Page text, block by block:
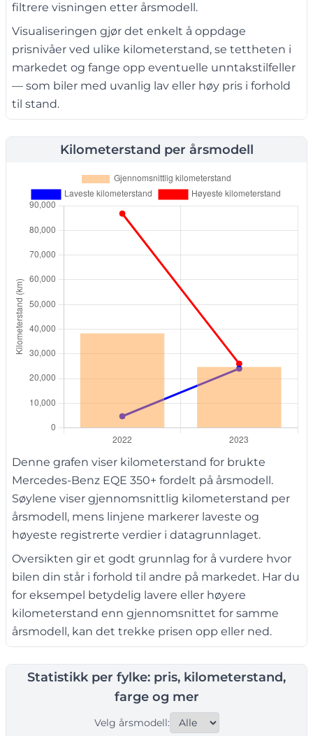
filtrere visningen etter årsmodell.
Visualiseringen gjør det enkelt å oppdage
prisnivåer ved ulike kilometerstand, se tettheten i
markedet og fange opp eventuelle unntakstilfeller
— som biler med uvanlig lav eller høy pris i forhold
til stand.
Kilometerstand per årsmodell
Denne grafen viser kilometerstand for brukte
Mercedes-Benz EQE 350+ fordelt på årsmodell.
Søylene viser gjennomsnittlig kilometerstand per
årsmodell, mens linjene markerer laveste og
høyeste registrerte verdier i datagrunnlaget.
Oversikten gir et godt grunnlag for å vurdere hvor
bilen din står i forhold til andre på markedet. Har du
for eksempel betydelig lavere eller høyere
kilometerstand enn gjennomsnittet for samme
årsmodell, kan det trekke prisen opp eller ned.
Statistikk per fylke: pris, kilometerstand,
farge og mer
Velg årsmodell: